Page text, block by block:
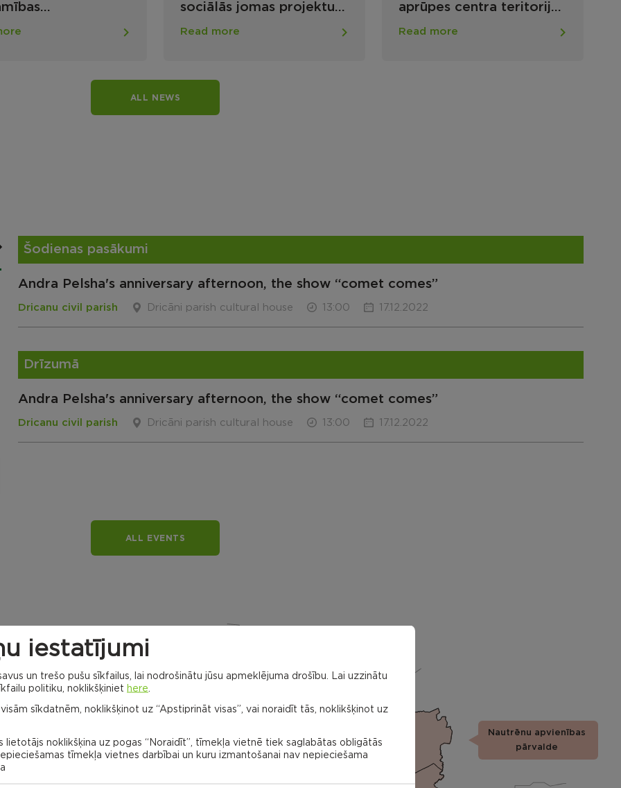
jomas projektu
nevalstiskajām
aprūpes centra teritorijā
sāks degradēto ēku
Read more Read more
ALL NEWS
Šodienas pasākumi
Andra Pelsha's anniversary afternoon, the show “comet comes”
Dricanu civil parish Dricāni parish cultural house 13:00 17.12.2022
Drīzumā
Andra Pelsha's anniversary afternoon, the show “comet comes”
Dricanu civil parish Dricāni parish cultural house 13:00 17.12.2022
ALL EVENTS
Dricānu apvienības
Nautrēnu apvienības
pārvalde
Naglu civil
pagasts,
Rēzeknes
novads
Nautrenu
iestatījumi
un trešo pušu sīkfailus, lai nodrošinātu jūsu apmeklējuma drošību. Lai uzzinātu
politiku, noklikšķiniet here
sīkdatnēm, noklikšķinot uz “Apstiprināt visas”, vai noraidīt tās, noklikšķinot uz
lietotājs noklikšķina uz pogas “Noraidīt”, tīmekļa vietnē tiek saglabātas obligātās
tīmekļa vietnes darbībai un kuru izmantošanai nav nepieciešama